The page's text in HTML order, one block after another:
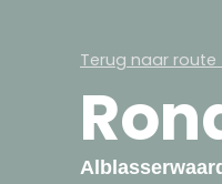
Terug naar route